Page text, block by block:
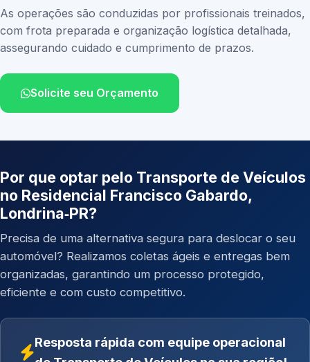
As operações são conduzidas por profissionais treinados,
com frota preparada e organização logística detalhada,
assegurando cuidado e cumprimento de prazos.
Solicite seu Orçamento
Por que optar pelo Transporte de Veículos
no Residencial Francisco Gabardo,
Londrina‑PR?
Precisa de uma alternativa segura para deslocar o seu
automóvel? Realizamos coletas ágeis e entregas bem
organizadas, garantindo um processo protegido,
eficiente e com custo competitivo.
Resposta rápida com equipe operacional